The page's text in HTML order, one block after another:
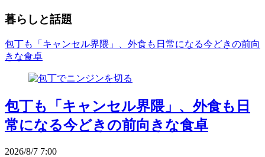
暮らしと話題
包丁も「キャンセル界隈」、外食も日常になる今どきの前向
きな食卓
包丁も「キャンセル界隈」、外食も日
常になる今どきの前向きな食卓
2026/8/7 7:00